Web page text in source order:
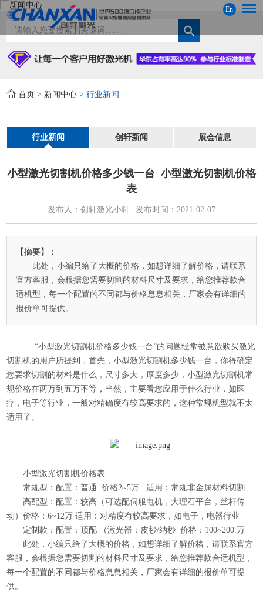
En
首页 > 新闻中心 >行业新闻
行业新闻 创轩新闻 展会信息
小型激光切割机价格多少钱一台 小型激光切割机价格
表
发布人：创轩激光小轩 发布时间：2021-02-07
【摘要】：
此处，小编只给了大概的价格，如想详细了解价格，请联系
官方客服，会根据您需要切割的材料尺寸及要求，给您推荐款合
适机型，每一个配置的不同都与价格息息相关，厂家会有详细的
报价单可提供。
“小型激光切割机价格多少钱一台”的问题经常被意欲购买激光
切割机的用户所提到，首先，小型激光切割机多少钱一台，你得确定
您要求切割的材料是什么，尺寸多大，厚度多少，小型激光切割机常
规价格在两万到五万不等，当然，主要看您应用于什么行业，如医
疗，电子等行业，一般对精确度有较高要求的，这种常规机型就不太
适用了。
小型激光切割机价格表
常规型：配置：普通 价格2~5万 适用：常规非金属材料切割
高配型：配置：较高（可选配伺服电机，大理石平台，丝杆传
动）价格：6~12万 适用：对精度有较高要求，如电子，电器行业
定制款：配置：顶配 （激光器：皮秒/纳秒 价格：100~200.万
此处，小编只给了大概的价格，如想详细了解价格，请联系官方
客服，会根据您需要切割的材料尺寸及要求，给您推荐款合适机型，
每一个配置的不同都与价格息息相关，厂家会有详细的报价单可提
供。